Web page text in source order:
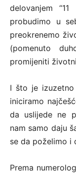
delovanjem
probudimo u
preokrenemo
(pomenuto
promijeniti
I što je
iniciramo
da uslijede ne
nam samo daju
se da poželimo i
Prema